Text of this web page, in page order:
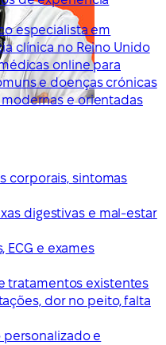
especialista em
clínica no Reino Unido
online para
e doenças crónicas
e orientadas
corporais, sintomas
digestivas e mal-estar
ECG e exames
tratamentos existentes
dor no peito, falta
e